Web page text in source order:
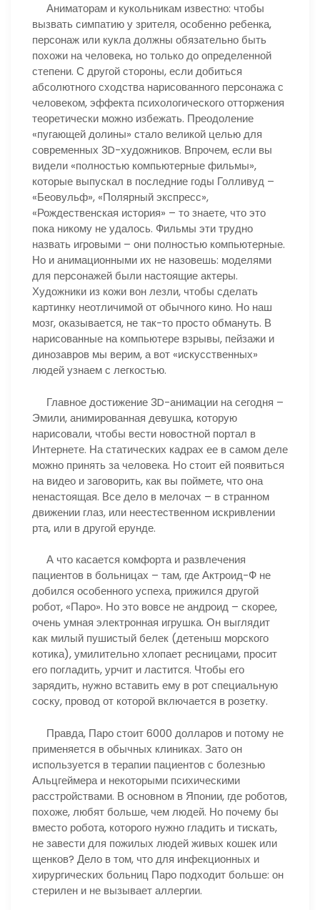
Аниматорам и кукольникам известно: чтобы
вызвать симпатию у зрителя, особенно ребенка,
персонаж или кукла должны обязательно быть
похожи на человека, но только до определенной
степени. С другой стороны, если добиться
абсолютного сходства нарисованного персонажа с
человеком, эффекта психологического отторжения
теоретически можно избежать. Преодоление
«пугающей долины» стало великой целью для
современных 3D-художников. Впрочем, если вы
видели «полностью компьютерные фильмы»,
которые выпускал в последние годы Голливуд –
«Беовульф», «Полярный экспресс»,
«Рождественская история» – то знаете, что это
пока никому не удалось. Фильмы эти трудно
назвать игровыми – они полностью компьютерные.
Но и анимационными их не назовешь: моделями
для персонажей были настоящие актеры.
Художники из кожи вон лезли, чтобы сделать
картинку неотличимой от обычного кино. Но наш
мозг, оказывается, не так-то просто обмануть. В
нарисованные на компьютере взрывы, пейзажи и
динозавров мы верим, а вот «искусственных»
людей узнаем с легкостью.
Главное достижение 3D-анимации на сегодня –
Эмили, анимированная девушка, которую
нарисовали, чтобы вести новостной портал в
Интернете. На статических кадрах ее в самом деле
можно принять за человека. Но стоит ей появиться
на видео и заговорить, как вы поймете, что она
ненастоящая. Все дело в мелочах – в странном
движении глаз, или неестественном искривлении
рта, или в другой ерунде.
А что касается комфорта и развлечения
пациентов в больницах – там, где Актроид-Ф не
добился особенного успеха, прижился другой
робот, «Паро». Но это вовсе не андроид – скорее,
очень умная электронная игрушка. Он выглядит
как милый пушистый белек (детеныш морского
котика), умилительно хлопает ресницами, просит
его погладить, урчит и ластится. Чтобы его
зарядить, нужно вставить ему в рот специальную
соску, провод от которой включается в розетку.
Правда, Паро стоит 6000 долларов и потому не
применяется в обычных клиниках. Зато он
используется в терапии пациентов с болезнью
Альцгеймера и некоторыми психическими
расстройствами. В основном в Японии, где роботов,
похоже, любят больше, чем людей. Но почему бы
вместо робота, которого нужно гладить и тискать,
не завести для пожилых людей живых кошек или
щенков? Дело в том, что для инфекционных и
хирургических больниц Паро подходит больше: он
стерилен и не вызывает аллергии.